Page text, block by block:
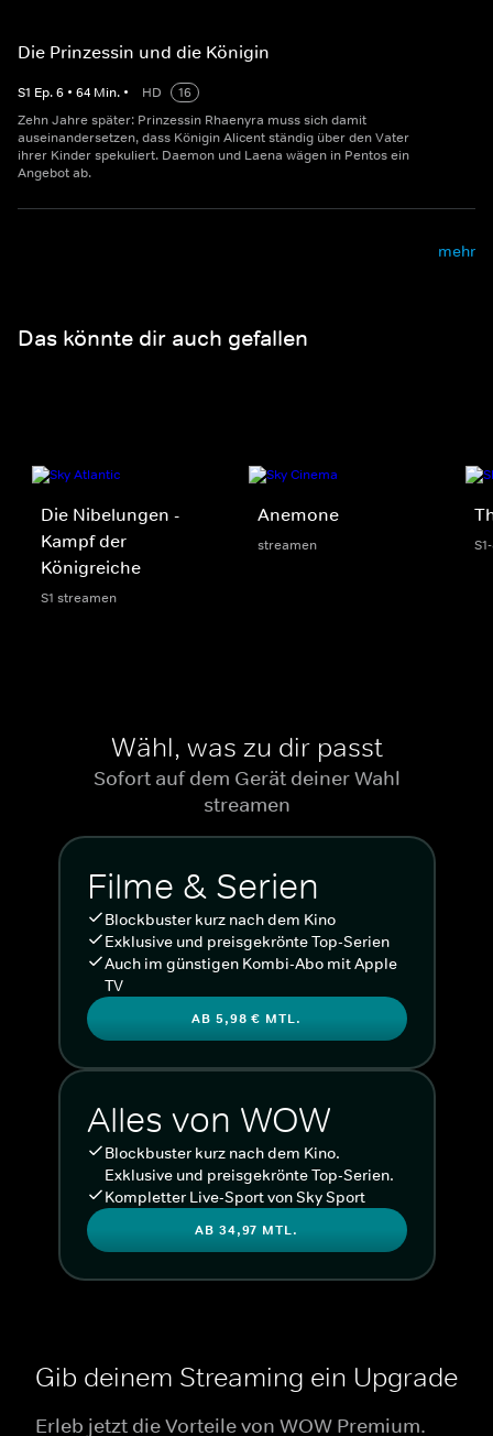
Die Prinzessin und die Königin
S1 Ep.6 • 64 Min. • HD
16
Zehn Jahre später: Prinzessin Rhaenyra muss sich damit
auseinandersetzen, dass Königin Alicent ständig über den Vater
ihrer Kinder spekuliert. Daemon und Laena wägen in Pentos ein
Angebot ab.
mehr
Das könnte dir auch gefallen
Die Nibelungen -
Kampf der
Königreiche
S1 streamen
Anemone
streamen
Wähl, was zu dir passt
Sofort auf dem Gerät deiner Wahl
streamen
Filme & Serien
Blockbuster kurz nach dem Kino
Exklusive und preisgekrönte Top-Serien
Auch im günstigen Kombi-Abo mit Apple
TV
AB 5,98 € MTL.
Alles von WOW
Blockbuster kurz nach dem Kino.
Exklusive und preisgekrönte Top-Serien.
Kompletter Live-Sport von Sky Sport
AB 34,97 MTL.
Gib deinem Streaming ein Upgrade
Erleb jetzt die Vorteile von WOW Premium.